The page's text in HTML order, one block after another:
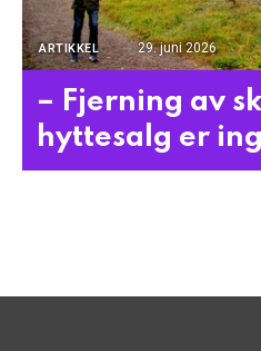
ARTIKKEL 29. juni 2026
– Fjerning av
hyttesalg er